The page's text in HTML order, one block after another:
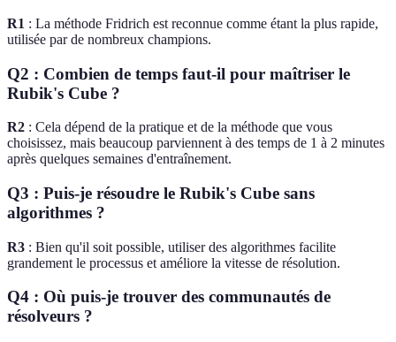
R1 : La méthode Fridrich est reconnue comme étant la plus rapide,
utilisée par de nombreux champions.
Q2 : Combien de temps faut-il pour maîtriser le
Rubik's Cube ?
R2 : Cela dépend de la pratique et de la méthode que vous
choisissez, mais beaucoup parviennent à des temps de 1 à 2 minutes
après quelques semaines d'entraînement.
Q3 : Puis-je résoudre le Rubik's Cube sans
algorithmes ?
R3 : Bien qu'il soit possible, utiliser des algorithmes facilite
grandement le processus et améliore la vitesse de résolution.
Q4 : Où puis-je trouver des communautés de
résolveurs ?